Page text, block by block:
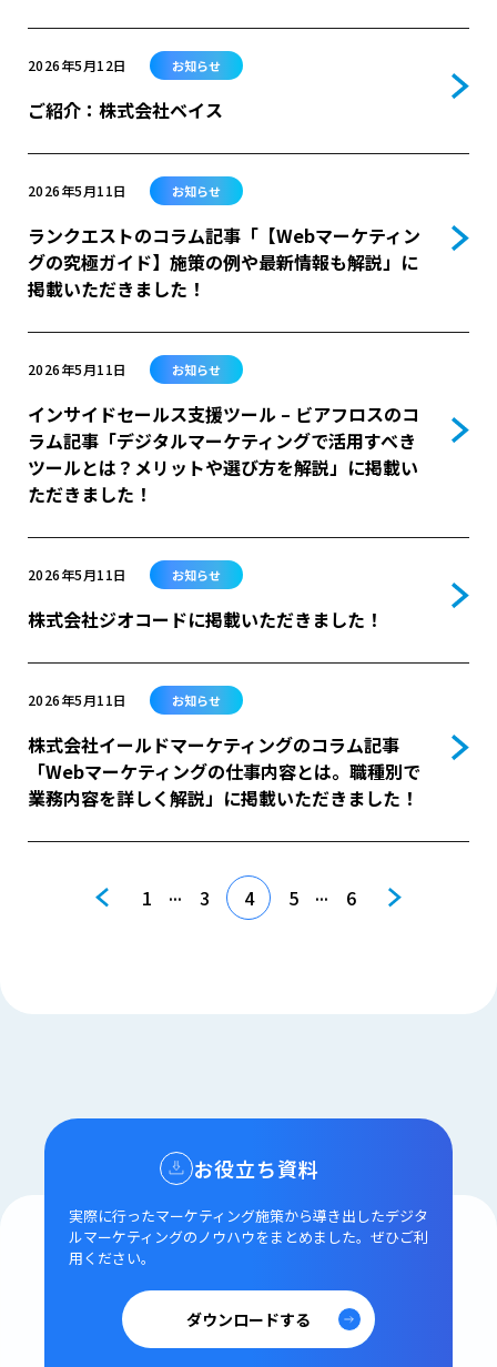
2026年5月12日 お知らせ
ご紹介：株式会社ベイス
2026年5月11日 お知らせ
ランクエストのコラム記事「【Webマーケティン
グの究極ガイド】施策の例や最新情報も解説」に
掲載いただきました！
2026年5月11日 お知らせ
インサイドセールス支援ツール – ビアフロスのコ
ラム記事「デジタルマーケティングで活用すべき
ツールとは？メリットや選び方を解説」に掲載い
ただきました！
2026年5月11日 お知らせ
株式会社ジオコードに掲載いただきました！
2026年5月11日 お知らせ
株式会社イールドマーケティングのコラム記事
「Webマーケティングの仕事内容とは。職種別で
業務内容を詳しく解説」に掲載いただきました！
1 ... 3 4 5 ... 6
お役立ち資料
実際に行ったマーケティング施策から導き出したデジタ
ルマーケティングのノウハウをまとめました。 ぜひご利
用ください。
ダウンロードする